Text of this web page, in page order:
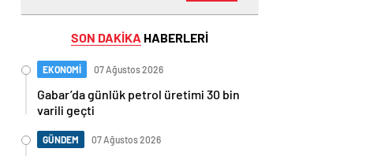
SON DAKİKA HABERLERİ
EKONOMİ 07 Ağustos 2026
Gabar’da günlük petrol üretimi 30 bin
varili geçti
GÜNDEM 07 Ağustos 2026